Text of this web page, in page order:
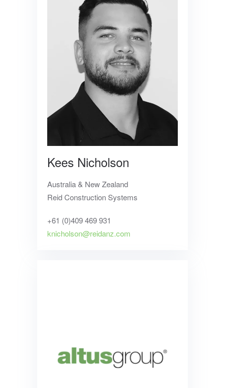
Kees Nicholson
Australia & New Zealand
Reid Construction Systems
+61 (0)409 469 931
knicholson@reidanz.com